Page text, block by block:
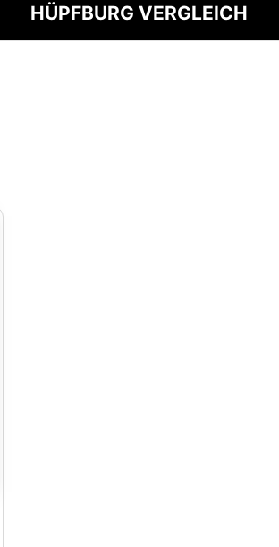
HÜPFBURG VERGLEICH